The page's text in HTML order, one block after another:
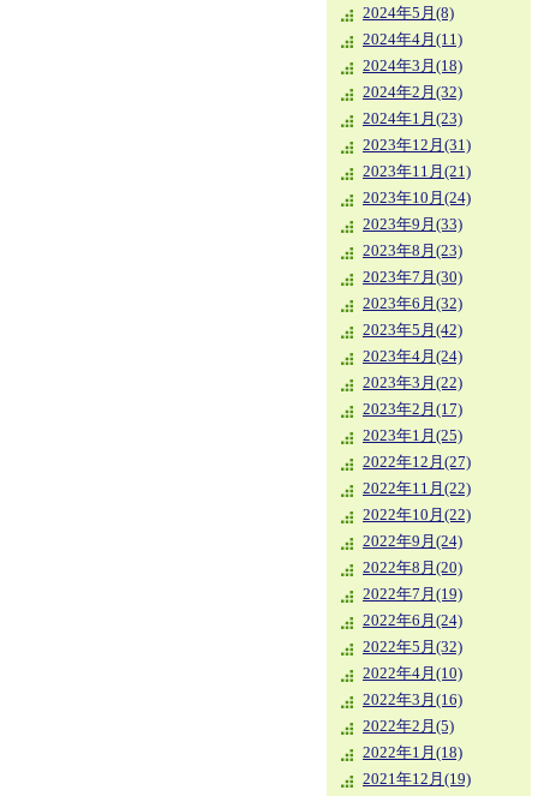
2024年5月(8)
2024年4月(11)
2024年3月(18)
2024年2月(32)
2024年1月(23)
2023年12月(31)
2023年11月(21)
2023年10月(24)
2023年9月(33)
2023年8月(23)
2023年7月(30)
2023年6月(32)
2023年5月(42)
2023年4月(24)
2023年3月(22)
2023年2月(17)
2023年1月(25)
2022年12月(27)
2022年11月(22)
2022年10月(22)
2022年9月(24)
2022年8月(20)
2022年7月(19)
2022年6月(24)
2022年5月(32)
2022年4月(10)
2022年3月(16)
2022年2月(5)
2022年1月(18)
2021年12月(19)